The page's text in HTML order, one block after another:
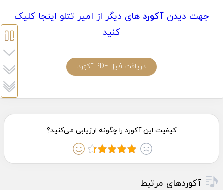
جهت دیدن آکورد های دیگر از امیر تتلو اینجا کلیک
کنید
دریافت فایل PDF آکورد
آکوردهای مرتبط